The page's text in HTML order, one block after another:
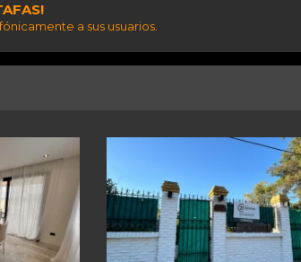
a sus usuarios.